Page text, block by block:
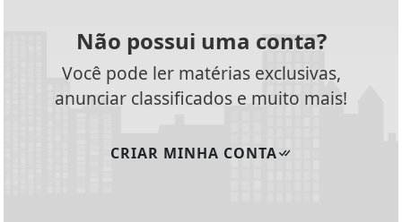
Não possui uma conta?
Você pode ler matérias exclusivas,
anunciar classificados e muito mais!
CRIAR MINHA CONTA